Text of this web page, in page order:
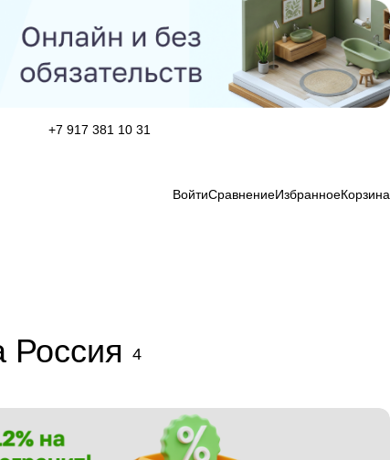
+7 917 381 10 31
ВойтиСравнениеИзбранноеКорзина
Россия 4